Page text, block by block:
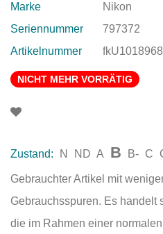
Marke
Nikon
Seriennummer
797372
Artikelnummer
NICHT MEHR VORRÄTIG
Zustand: N ND A B B- C
Gebrauchter Artikel mit
Gebrauchsspuren. Es handelt
die im Rahmen einer